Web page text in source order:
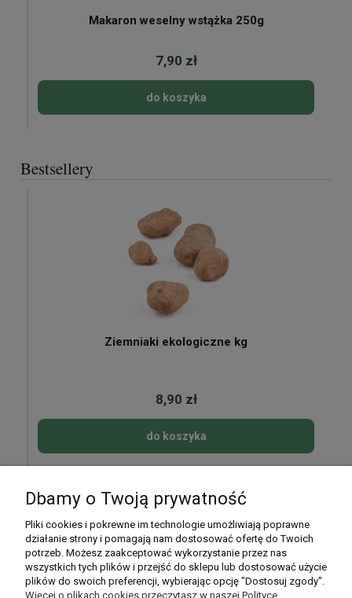
Makaron weselny wstążka 250g
7,90 zł
do koszyka
Bestsellery
Ziemniaki ekologiczne kg
8,90 zł
do koszyka
Moje konto
Płatności i dostawa
Dbamy o Twoją prywatność
Pliki cookies i pokrewne im technologie umożliwiają poprawne
działanie strony i pomagają nam dostosować ofertę do Twoich
potrzeb. Możesz zaakceptować wykorzystanie przez nas
wszystkich tych plików i przejść do sklepu lub dostosować użycie
plików do swoich preferencji, wybierając opcję "Dostosuj zgody".
Więcej o plikach cookies przeczytasz w naszej Polityce